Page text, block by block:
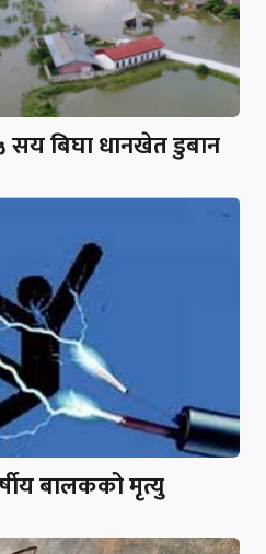
सय बिघा धानखेत डुबान
बालकको मृत्यु